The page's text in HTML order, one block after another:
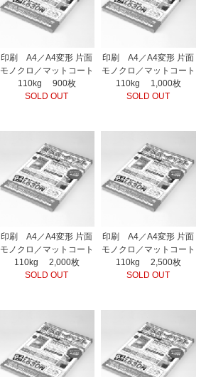
印刷 A4／A4変形 片面
モノクロ／マットコート
110kg 900枚
SOLD OUT
印刷 A4／A4変形 片面
モノクロ／マットコート
110kg 1,000枚
SOLD OUT
印刷 A4／A4変形 片面
モノクロ／マットコート
110kg 2,000枚
SOLD OUT
印刷 A4／A4変形 片面
モノクロ／マットコート
110kg 2,500枚
SOLD OUT